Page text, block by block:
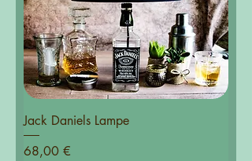
Jack Daniels Lampe
Preis
68,00 €